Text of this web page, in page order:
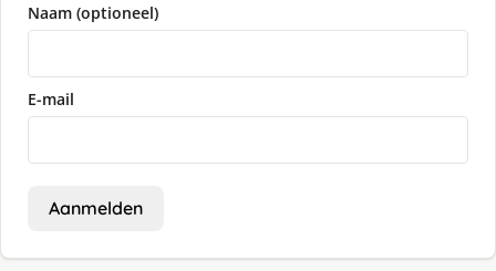
Naam (optioneel)
E-mail
Aanmelden